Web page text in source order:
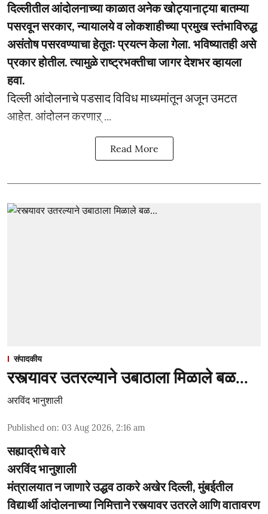
दिल्लीतील आंदोलनाच्या काळात अनेक खोट्यानाट्या बातम्या
पसरवून सरकार, न्यायालये व लोकशाहीच्या प्रमुख स्तंभाविरुद्ध
असंतोष पसरवण्याचा हेतूतः प्रयत्न केला गेला. भविष्यातही असे
प्रकार होतील. त्यामुळे राष्ट्रभक्तीचा जागर देशभर व्हायला
हवा.
दिल्ली आंदोलनाचे पडसाद विविध माध्यमांतून अजून उमटत
आहेत. आंदोलन करणाऱ् ...
Read More
संपादकीय
रस्त्यावर उतरल्याने उबाठाला मिळाले बळ...
अरविंद भानुशाली
Published on: 03 Aug 2026, 2:16 am
सह्याद्रीचे वारे
अरविंद भानुशाली
मंत्रालयात न जाणारे उद्धव ठाकरे अखेर दिल्ली, मुंबईतील
विद्यार्थी आंदोलनाच्या निमित्ताने रस्त्यावर उतरले आणि वातावरण